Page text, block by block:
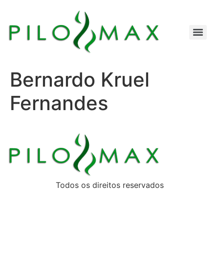
Bernardo Kruel
Fernandes
Todos os direitos reservados